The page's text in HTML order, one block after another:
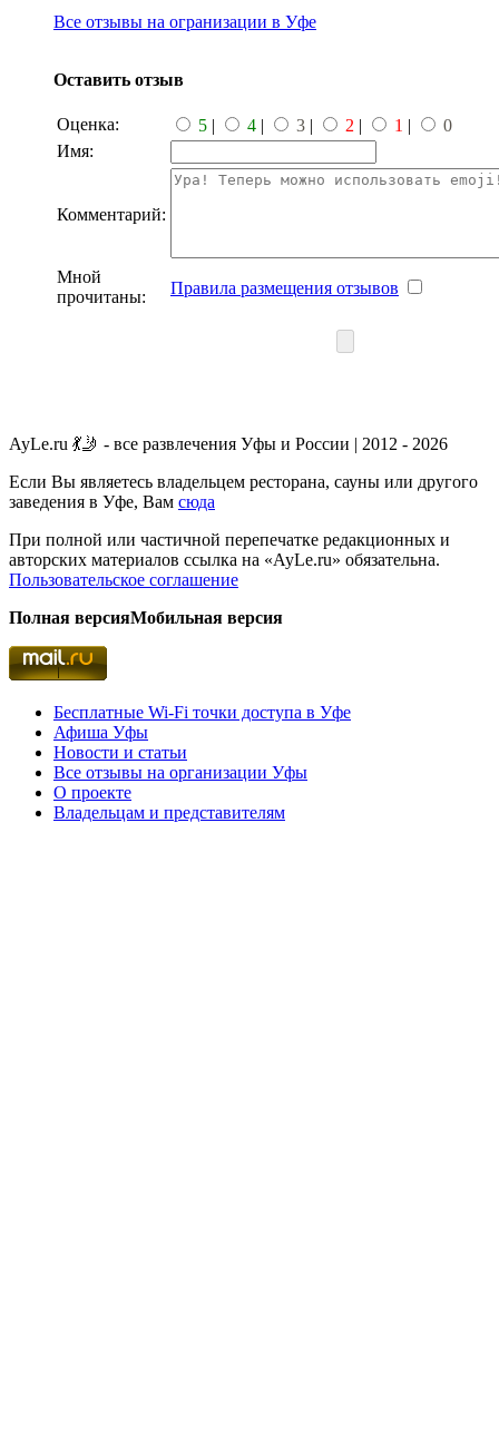
Все отзывы на огранизации в Уфе
Оставить отзыв
Оценка: 5 | 4 | 3 | 2 | 1 |
0
Имя:
Комментарий:
Мной
прочитаны:
Правила размещения отзывов
AyLe.ru 💃🤳 - все развлечения Уфы и России | 2012 - 2026
Если Вы являетесь владельцем ресторана, сауны или другого
заведения в Уфе, Вам сюда
При полной или частичной перепечатке редакционных и
авторских материалов ссылка на «AyLe.ru» обязательна.
Пользовательское соглашение
Полная версияМобильная версия
Бесплатные Wi-Fi точки доступа в Уфе
Афиша Уфы
Новости и статьи
Все отзывы на организации Уфы
О проекте
Владельцам и представителям